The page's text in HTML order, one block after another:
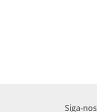
Siga-nos